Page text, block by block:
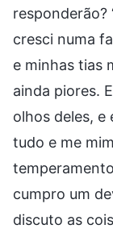
responderão?
cresci numa
e minhas tias
ainda piores.
olhos deles, e
tudo e me
cumpro um
discuto as